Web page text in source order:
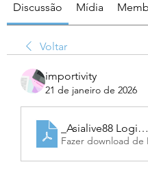
Discussão Mídia
Voltar
importivity
21 de janeiro de 2026
_Asialive88 Login
Fazer download de